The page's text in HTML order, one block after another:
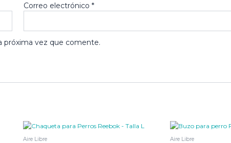
Correo electrónico *
próxima vez que comente.
Aire Libre Aire Libre